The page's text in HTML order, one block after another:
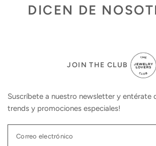
DICEN DE
JOIN THE CLUB
Suscríbete a nuestro newsletter y entérate
trends y promociones especiales!
Correo electrónico